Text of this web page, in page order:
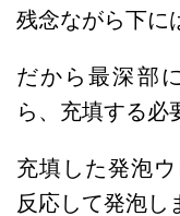
残念ながら下に
だから最深部
ら、充填する必
充填した発泡
反応して発泡し